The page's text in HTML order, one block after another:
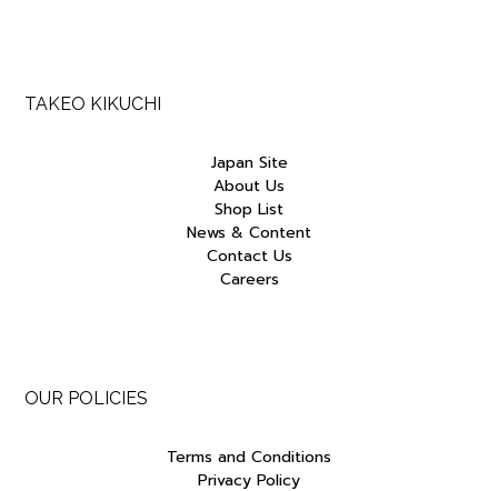
TAKEO KIKUCHI
Japan Site
About Us
Shop List
News & Content
Contact Us
Careers
OUR POLICIES
Terms and Conditions
Privacy Policy